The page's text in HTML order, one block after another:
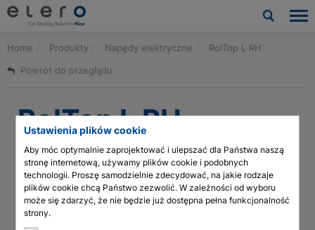
Ustawienia plików cookie
Aby móc optymalnie zaprojektować i ulepszać dla Państwa naszą
stronę internetową, używamy plików cookie i podobnych
technologii. Proszę samodzielnie zdecydować, na jakie rodzaje
plików cookie chcą Państwo zezwolić. W zależności od wyboru
może się zdarzyć, że nie będzie już dostępna pełna funkcjonalność
strony.
Produkty
Firma
Kontakt
Home Produkty Napędy elektryczne
RolTop L RH
Powrót do przeglądu
RolTop L RH
Kategoria
Silniki rurowe
Przewodowa wersja w rozmiarze L z głowicą okrągłą do rolet (o
średnicy wału od 63 mm). Oferuje zabezpieczenie rolety i